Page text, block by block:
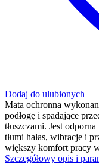
Dodaj do ulubionych
Mata ochronna
podłogę i spadające
tłuszczami. Jest
tłumi hałas, wibracje i
większy komfort pracy
Szczegółowy opis i